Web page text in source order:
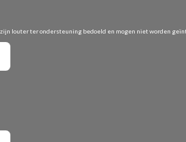
louter ter ondersteuning bedoeld en mogen niet worden